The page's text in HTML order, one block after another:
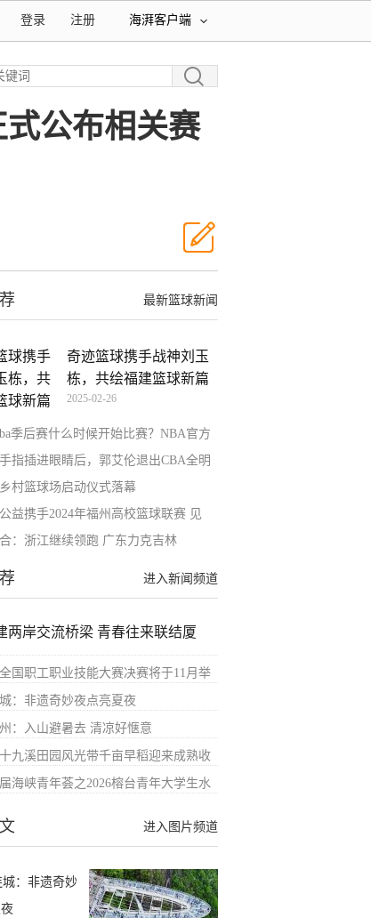
海湃客户端
注册
登录
公布相关赛
最新篮球新闻
奇迹篮球携手战神刘玉
栋，共绘福建篮球新篇
章
2025-02-26
季后赛什么时候开始比赛？NBA官方
指插进眼睛后，郭艾伦退出CBA全明
村篮球场启动仪式落幕
益携手2024年福州高校篮球联赛 见
：浙江继续领跑 广东力克吉林
进入新闻频道
两岸交流桥梁 青春往来联结厦
国职工职业技能大赛决赛将于11月举
：非遗奇妙夜点亮夏夜
：入山避暑去 清凉好惬意
九溪田园风光带千亩早稻迎来成熟收
海峡青年荟之2026榕台青年大学生水
进入图片频道